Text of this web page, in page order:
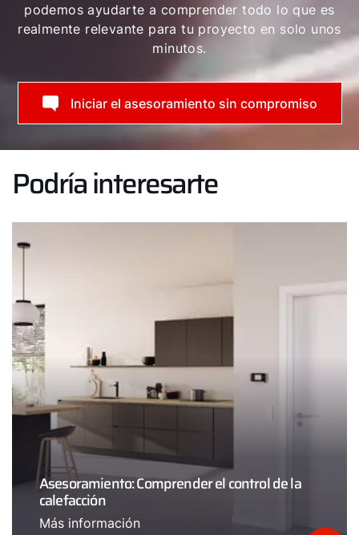
podemos ayudarte a comprender todo lo que es
realmente relevante para tu proyecto en solo unos
minutos.
Iniciar el asesoramiento sin compromiso
Podría interesarte
Asesoramiento: Comprender el control de la
calefacción
Más información